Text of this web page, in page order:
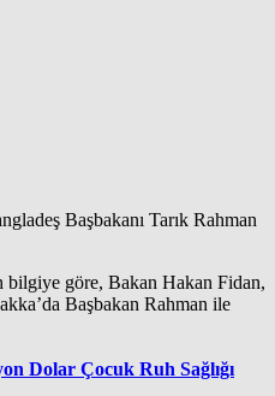
Başbakanı Tarık Rahman
göre, Bakan Hakan Fidan,
Başbakan Rahman ile
Dolar Çocuk Ruh Sağlığı